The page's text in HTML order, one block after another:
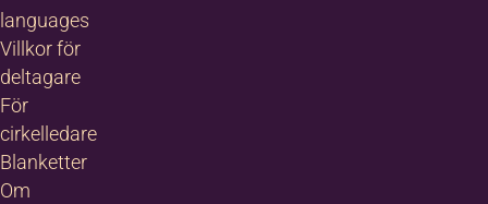
languages
Villkor för
deltagare
För
cirkelledare
Blanketter
Om